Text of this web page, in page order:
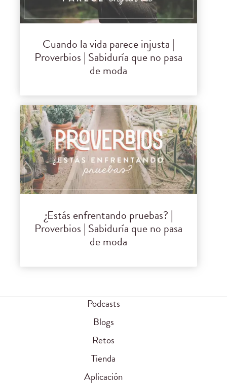
Cuando la vida parece injusta |
Proverbios | Sabiduría que no pasa
de moda
¿Estás enfrentando pruebas? |
Proverbios | Sabiduría que no pasa
de moda
Podcasts
Blogs
Retos
Tienda
Aplicación